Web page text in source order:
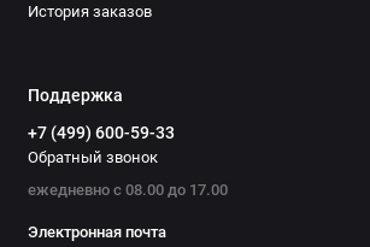
История заказов
Поддержка
+7 (499) 600-59-33
Обратный звонок
ежедневно с 08.00 до 17.00
Электронная почта